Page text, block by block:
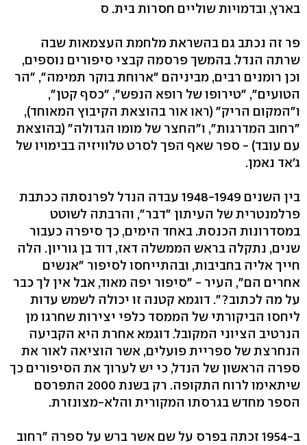
בארץ, ובדמויות שוליים חסרות בית. ס
פר זה נכתב גם בהשראת מלחמת העצמאות שבה
שרתה הנדל. בהמשך פרסמה קבצי סיפורים נוספים,
וכן רומנים רבים, מביניהם "ארוחת בוקר תמימה", "הר
הטועים", "טירופו של רופא הנפש", "כסף קטן",
ו"המקום הריק" (ראו אור בהוצאת הקיבוץ המאוחד),
"רחוב המדרגות", ו"החצר של מומו הגדולה" (בהוצאת
עם עובד) - ספר שאף הפך לסרט טלוויזיה בבימויו של
ג'אד נאמן.
בין השנים 1948-1949 עבדה הנדל לפרנסתה ככתבת
פרלמנטרית של העיתון "דבר", והרבתה לשוטט
במסדרונות הכנסת. באחד הימים, כך סיפרה כעבור
שנים, נתקלה בראש הממשלה דאז, דוד בן גוריון. הלה
חייך אליה בחביבות, ובהתייחסו לסיפור "אנשים
אחרים הם", העיר - "סיפור יפה מאוד, אבל אין לך כבר
על מה לכתוב?". דוגמא קטנה זו יכולה לשמש עדות
ליחסו הביקורתי של הממסד כלפי יצירות שחרגו מן
הנרטיב הציוני המקובל. דוגמא אחרת היא הקביעה
הנחרצת של ספריית פועלים, אשר הוציאה לאור את
ספרה הראשון של הנדל, כי יש לערוך את הסיפורים כך
שיתאימו לרוח התקופה. רק בשנת 2000 התפרסם
הספר מחדש בגרסתו המקורית והלא-מצונזרת.
ב-1954 זכתה בפרס על שם אשר ברש על ספרה "רחוב